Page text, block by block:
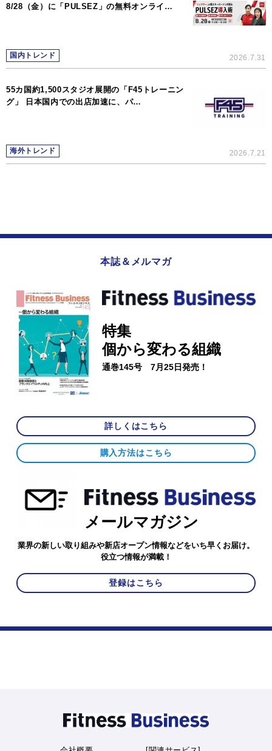
8/28（金）に「PULSEZ」の無料オンライ…
国内トレンド 2026.7.31
55カ国約1,500スタジオ展開の「F45トレーニン
グ」 日本国内での出店加速に、パ…
海外トレンド 2026.7.21
本誌＆メルマガ
特集
個から変わる組織
通巻145号 7月25日発売！
詳しくはこちら
購入方法はこちら
メールマガジン
業界の新しい取り組みや新店オープン情報などをいち早くお届け。
役立つ情報が満載！
登録はこちら